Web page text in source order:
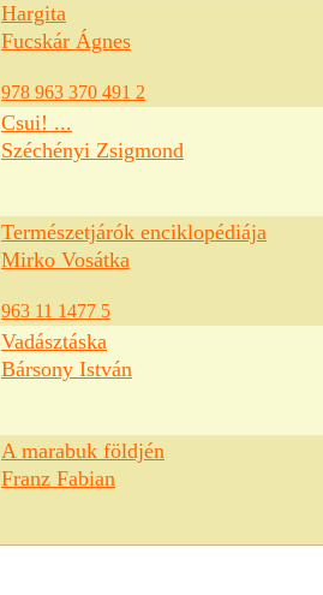
Hargita
Fucskár Ágnes
978 963 370 491 2
Csui! ...
Széchényi Zsigmond
Természetjárók enciklopédiája
Mirko Vosátka
963 11 1477 5
Vadásztáska
Bársony István
A marabuk földjén
Franz Fabian